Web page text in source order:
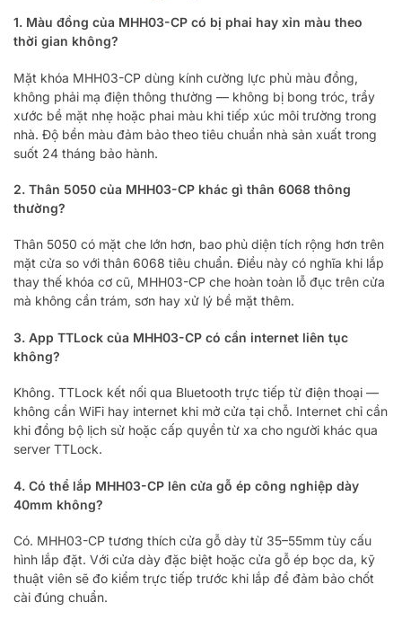
1. Màu đồng của MHH03-CP có bị phai hay xỉn màu theo
thời gian không?
Mặt khóa MHH03-CP dùng kính cường lực phủ màu đồng,
không phải mạ điện thông thường — không bị bong tróc, trầy
xước bề mặt nhẹ hoặc phai màu khi tiếp xúc môi trường trong
nhà. Độ bền màu đảm bảo theo tiêu chuẩn nhà sản xuất trong
suốt 24 tháng bảo hành.
2. Thân 5050 của MHH03-CP khác gì thân 6068 thông
thường?
Thân 5050 có mặt che lớn hơn, bao phủ diện tích rộng hơn trên
mặt cửa so với thân 6068 tiêu chuẩn. Điều này có nghĩa khi lắp
thay thế khóa cơ cũ, MHH03-CP che hoàn toàn lỗ đục trên cửa
mà không cần trám, sơn hay xử lý bề mặt thêm.
3. App TTLock của MHH03-CP có cần internet liên tục
không?
Không. TTLock kết nối qua Bluetooth trực tiếp từ điện thoại —
không cần WiFi hay internet khi mở cửa tại chỗ. Internet chỉ cần
khi đồng bộ lịch sử hoặc cấp quyền từ xa cho người khác qua
server TTLock.
4. Có thể lắp MHH03-CP lên cửa gỗ ép công nghiệp dày
40mm không?
Có. MHH03-CP tương thích cửa gỗ dày từ 35–55mm tùy cấu
hình lắp đặt. Với cửa dày đặc biệt hoặc cửa gỗ ép bọc da, kỹ
thuật viên sẽ đo kiểm trực tiếp trước khi lắp để đảm bảo chốt
cài đúng chuẩn.